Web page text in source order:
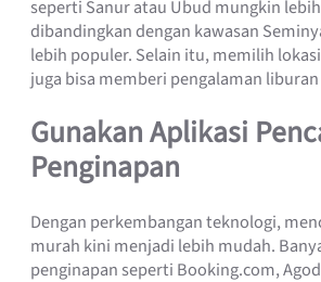
seperti Sanur atau Ubud mungkin
dibandingkan dengan kawasan
lebih populer. Selain itu, memilih
juga bisa memberi pengalaman
Gunakan Aplikasi
Penginapan
Dengan perkembangan teknologi,
murah kini menjadi lebih mudah.
penginapan seperti Booking.com,